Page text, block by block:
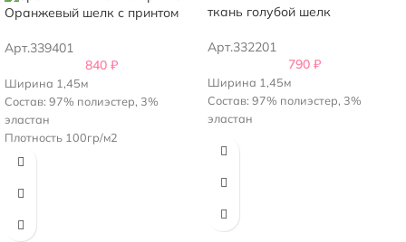
Оранжевый шелк с принтом
Арт.339401
840 ₽
Ширина 1,45м
Состав: 97% полиэстер, 3%
эластан
Плотность 100гр/м2
ткань голубой шелк
Арт.332201
790 ₽
Ширина 1,45м
Состав: 97% полиэстер, 3%
эластан